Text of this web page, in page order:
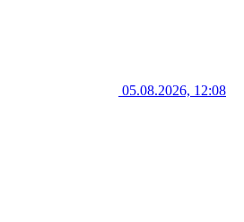
05.08.2026, 12:08